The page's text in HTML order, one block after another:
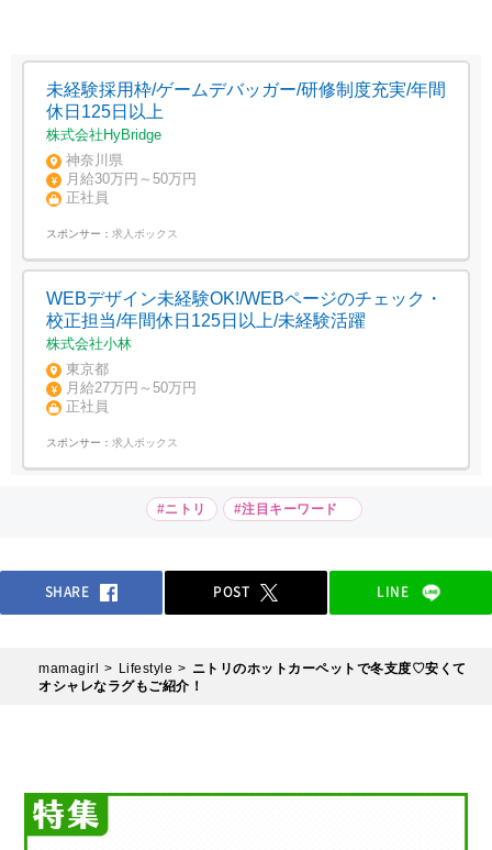
未経験採用枠/ゲームデバッガー/研修制度充実/年間
休日125日以上
株式会社HyBridge
神奈川県
月給30万円～50万円
正社員
スポンサー： 求人ボックス
WEBデザイン未経験OK!/WEBページのチェック・
校正担当/年間休日125日以上/未経験活躍
株式会社小林
東京都
月給27万円～50万円
正社員
スポンサー： 求人ボックス
#ニトリ #注目キーワード
SHARE POST LINE
mamagirl Lifestyle
ニトリのホットカーペットで冬支度♡安くて
オシャレなラグもご紹介！